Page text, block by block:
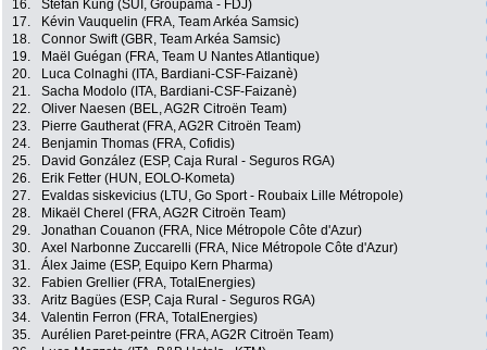
16.
Stefan Küng (SUI, Groupama - FDJ)
17.
Kévin Vauquelin (FRA, Team Arkéa Samsic)
18.
Connor Swift (GBR, Team Arkéa Samsic)
19.
Maël Guégan (FRA, Team U Nantes Atlantique)
20.
Luca Colnaghi (ITA, Bardiani-CSF-Faizanè)
21.
Sacha Modolo (ITA, Bardiani-CSF-Faizanè)
22.
Oliver Naesen (BEL, AG2R Citroën Team)
23.
Pierre Gautherat (FRA, AG2R Citroën Team)
24.
Benjamin Thomas (FRA, Cofidis)
25.
David González (ESP, Caja Rural - Seguros RGA)
26.
Erik Fetter (HUN, EOLO-Kometa)
27.
Evaldas siskevicius (LTU, Go Sport - Roubaix Lille Métropole)
28.
Mikaël Cherel (FRA, AG2R Citroën Team)
29.
Jonathan Couanon (FRA, Nice Métropole Côte d'Azur)
30.
Axel Narbonne Zuccarelli (FRA, Nice Métropole Côte d'Azur)
31.
Álex Jaime (ESP, Equipo Kern Pharma)
32.
Fabien Grellier (FRA, TotalEnergies)
33.
Aritz Bagües (ESP, Caja Rural - Seguros RGA)
34.
Valentin Ferron (FRA, TotalEnergies)
35.
Aurélien Paret-peintre (FRA, AG2R Citroën Team)